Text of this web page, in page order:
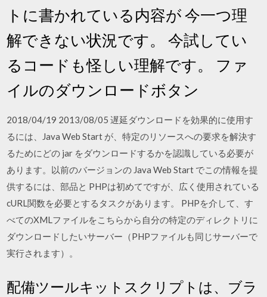
トに書かれている内容が 今一つ理
解できない状況です。 今試してい
るコードも怪しい理解です。 ファ
イルのダウンロードボタン
2018/04/19 2013/08/05 遅延ダウンロードを効果的に使用す
るには、Java Web Start が、特定のリソースへの要求を解決す
るためにどの jar をダウンロードするかを認識している必要が
あります。以前のバージョンの Java Web Start でこの情報を提
供するには、部品と PHPは初めてですが、広く使用されている
cURL関数を必要とするタスクがあります。 PHPを介して、す
べてのXMLファイルをこちらから自分の特定のディレクトリに
ダウンロードしたいサーバー（PHPファイルも同じサーバーで
実行されます）。
配備ツールキットスクリプトは、ブラ